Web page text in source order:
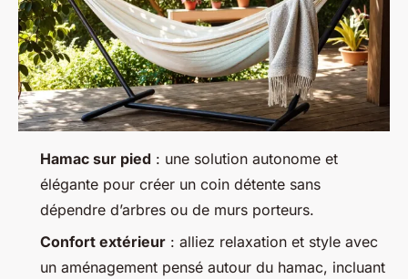
Hamac sur pied : une solution autonome et
élégante pour créer un coin détente sans
dépendre d’arbres ou de murs porteurs.
Confort extérieur : alliez relaxation et style avec
un aménagement pensé autour du hamac, incluant